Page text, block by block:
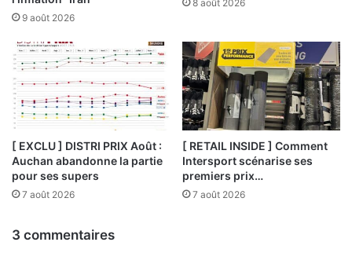
9 août 2026
8 août 2026
[ EXCLU ] DISTRI PRIX Août :
Auchan abandonne la partie
pour ses supers
7 août 2026
[ RETAIL INSIDE ] Comment
Intersport scénarise ses
premiers prix…
7 août 2026
3 commentaires